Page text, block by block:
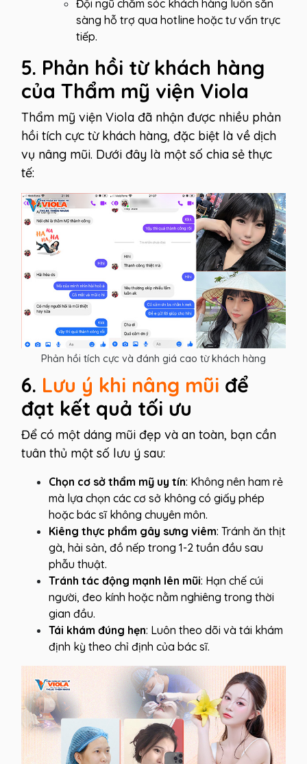
Đội ngũ chăm sóc khách hàng luôn sẵn
sàng hỗ trợ qua hotline hoặc tư vấn trực
tiếp.
5. Phản hồi từ khách hàng
của Thẩm mỹ viện Viola
Thẩm mỹ viện Viola đã nhận được nhiều phản
hồi tích cực từ khách hàng, đặc biệt là về dịch
vụ nâng mũi. Dưới đây là một số chia sẻ thực
tế:
Phản hồi tích cực và đánh giá cao từ khách hàng
6. Lưu ý khi nâng mũi để
đạt kết quả tối ưu
Để có một dáng mũi đẹp và an toàn, bạn cần
tuân thủ một số lưu ý sau:
Chọn cơ sở thẩm mỹ uy tín: Không nên ham rẻ
mà lựa chọn các cơ sở không có giấy phép
hoặc bác sĩ không chuyên môn.
Kiêng thực phẩm gây sưng viêm: Tránh ăn thịt
gà, hải sản, đồ nếp trong 1-2 tuần đầu sau
phẫu thuật.
Tránh tác động mạnh lên mũi: Hạn chế cúi
người, đeo kính hoặc nằm nghiêng trong thời
gian đầu.
Tái khám đúng hẹn: Luôn theo dõi và tái khám
định kỳ theo chỉ định của bác sĩ.